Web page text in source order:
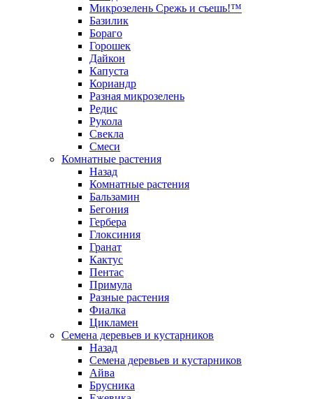
Микрозелень Срежь и съешь!™
Базилик
Бораго
Горошек
Дайкон
Капуста
Кориандр
Разная микрозелень
Редис
Рукола
Свекла
Смеси
Комнатные растения
Назад
Комнатные растения
Бальзамин
Бегония
Гербера
Глоксиния
Гранат
Кактус
Пентас
Примула
Разные растения
Фиалка
Цикламен
Семена деревьев и кустарников
Назад
Семена деревьев и кустарников
Айва
Брусника